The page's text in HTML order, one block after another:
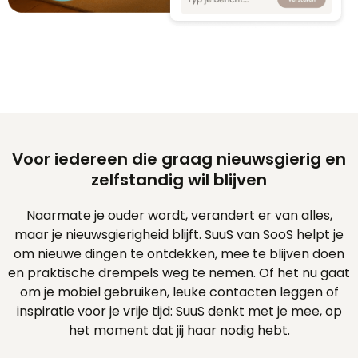
Voor iedereen die graag nieuwsgierig en
zelfstandig wil blijven
Naarmate je ouder wordt, verandert er van alles,
maar je nieuwsgierigheid blijft. SuuS van SooS helpt je
om nieuwe dingen te ontdekken, mee te blijven doen
en praktische drempels weg te nemen. Of het nu gaat
om je mobiel gebruiken, leuke contacten leggen of
inspiratie voor je vrije tijd: SuuS denkt met je mee, op
het moment dat jij haar nodig hebt.